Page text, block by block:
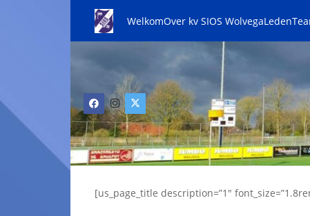
WelkomOver kv SIOS WolvegaLeden
[us_page_title description=”1″